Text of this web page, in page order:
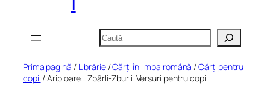
Caută
Prima pagină / Librărie/Cărți în limba română /Cărți pentru
copii / Aripioare… Zbârli-Zburli. Versuri pentru copii